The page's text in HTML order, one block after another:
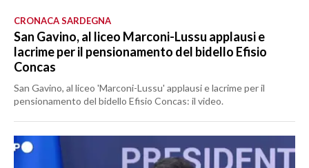
CRONACA SARDEGNA
San Gavino, al liceo Marconi-Lussu applausi e
lacrime per il pensionamento del bidello Efisio
Concas
San Gavino, al liceo 'Marconi-Lussu' applausi e lacrime per il
pensionamento del bidello Efisio Concas: il video.